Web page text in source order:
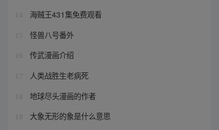
14 海贼王431集免费观看
15 怪兽八号番外
16 传武漫画介绍
17 人类战胜生老病死
18 地球尽头漫画的作者
19 大象无形的象是什么意思